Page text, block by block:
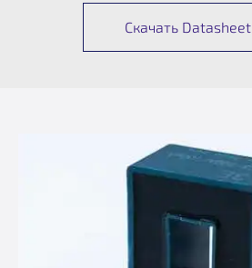
Скачать Datasheet